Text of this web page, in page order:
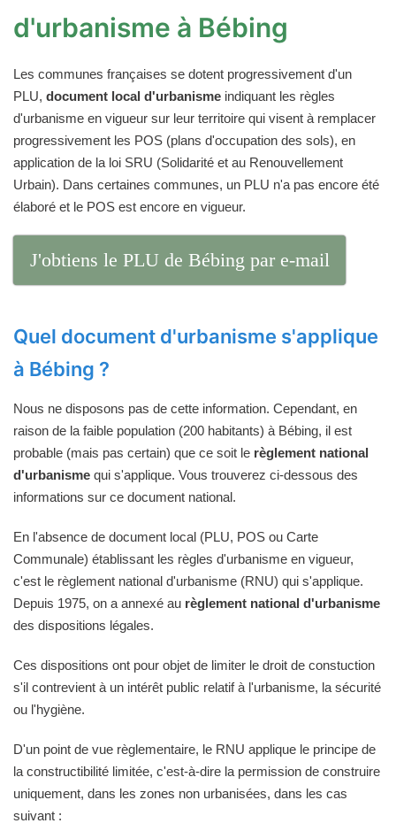
d'urbanisme à Bébing
Les communes françaises se dotent progressivement d'un
PLU, document local d'urbanisme indiquant les règles
d'urbanisme en vigueur sur leur territoire qui visent à remplacer
progressivement les POS (plans d'occupation des sols), en
application de la loi SRU (Solidarité et au Renouvellement
Urbain). Dans certaines communes, un PLU n'a pas encore été
élaboré et le POS est encore en vigueur.
J'obtiens le PLU de Bébing par e-mail
Quel document d'urbanisme s'applique
à Bébing ?
Nous ne disposons pas de cette information. Cependant, en
raison de la faible population (200 habitants) à Bébing, il est
probable (mais pas certain) que ce soit le règlement national
d'urbanisme qui s'applique. Vous trouverez ci-dessous des
informations sur ce document national.
En l'absence de document local (PLU, POS ou Carte
Communale) établissant les règles d'urbanisme en vigueur,
c'est le règlement national d'urbanisme (RNU) qui s'applique.
Depuis 1975, on a annexé au règlement national d'urbanisme
des dispositions légales.
Ces dispositions ont pour objet de limiter le droit de constuction
s'il contrevient à un intérêt public relatif à l'urbanisme, la sécurité
ou l'hygiène.
D'un point de vue règlementaire, le RNU applique le principe de
la constructibilité limitée, c'est-à-dire la permission de construire
uniquement, dans les zones non urbanisées, dans les cas
suivant :